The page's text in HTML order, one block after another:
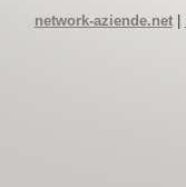
network-aziende.net|